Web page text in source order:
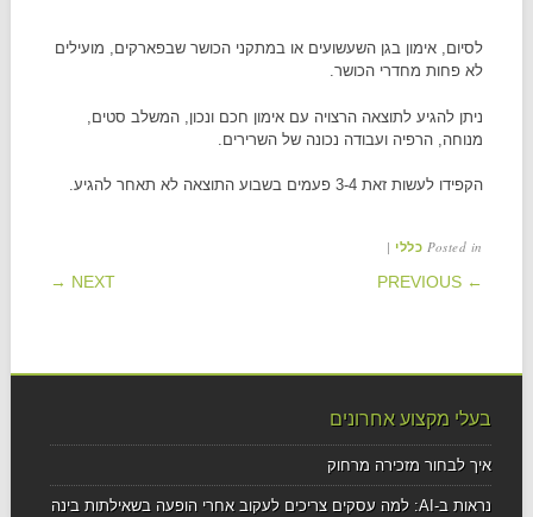
לסיום, אימון בגן השעשועים או במתקני הכושר שבפארקים, מועילים
לא פחות מחדרי הכושר.
ניתן להגיע לתוצאה הרצויה עם אימון חכם ונכון, המשלב סטים,
מנוחה, הרפיה ועבודה נכונה של השרירים.
הקפידו לעשות זאת 3-4 פעמים בשבוע התוצאה לא תאחר להגיע.
Posted in כללי |
POST NAVIGATION
← PREVIOUS
NEXT →
בעלי מקצוע אחרונים
איך לבחור מזכירה מרחוק
נראות ב-AI: למה עסקים צריכים לעקוב אחרי הופעה בשאילתות בינה